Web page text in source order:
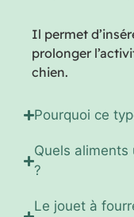
Il permet
prolonger
chien.
Pourquoi ce
Quels
?
Le jouet à